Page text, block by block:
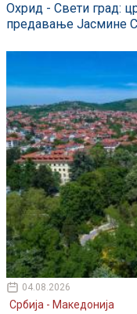
Охрид - Свети град:
предавање Јасмине
04.08.2026
Србија - Македонија